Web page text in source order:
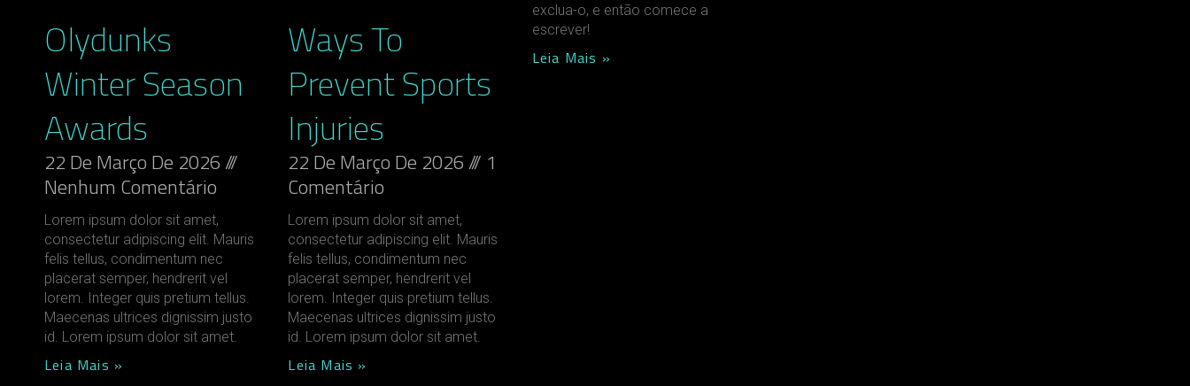
Olydunks
Winter Season
Awards
22 De Março De 2026
Nenhum Comentário
Lorem ipsum dolor sit amet,
consectetur adipiscing elit. Mauris
felis tellus, condimentum nec
placerat semper, hendrerit vel
lorem. Integer quis pretium tellus.
Maecenas ultrices dignissim justo
id. Lorem ipsum dolor sit amet.
Leia Mais »
Ways To
Prevent Sports
Injuries
22 De Março De 2026
1
Comentário
Lorem ipsum dolor sit amet,
consectetur adipiscing elit. Mauris
felis tellus, condimentum nec
placerat semper, hendrerit vel
lorem. Integer quis pretium tellus.
Maecenas ultrices dignissim justo
id. Lorem ipsum dolor sit amet.
Leia Mais »
exclua-o, e então comece a
escrever!
Leia Mais »